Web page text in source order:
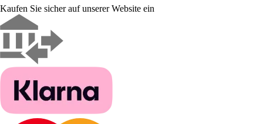
Kaufen Sie sicher auf unserer Website ein